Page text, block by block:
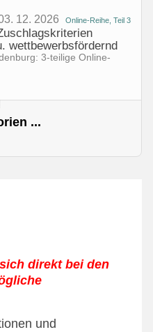
12. 2026
wettbewerbsfördernd
3-teilige Online-
Online-Reihe, Teil 3
der Paginierungsliste
...
direkt bei den
und